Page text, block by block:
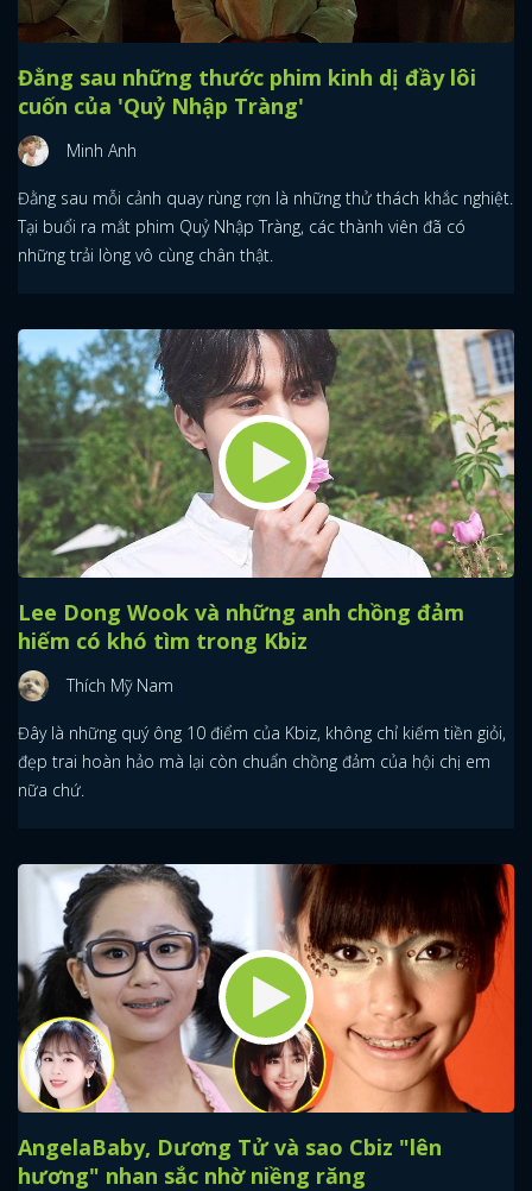
Đằng sau những thước phim kinh dị đầy lôi
cuốn của 'Quỷ Nhập Tràng'
Minh Anh
Đằng sau mỗi cảnh quay rùng rợn là những thử thách khắc nghiệt.
Tại buổi ra mắt phim Quỷ Nhập Tràng, các thành viên đã có
những trải lòng vô cùng chân thật.
Lee Dong Wook và những anh chồng đảm
hiếm có khó tìm trong Kbiz
Thích Mỹ Nam
Đây là những quý ông 10 điểm của Kbiz, không chỉ kiếm tiền giỏi,
đẹp trai hoàn hảo mà lại còn chuẩn chồng đảm của hội chị em
nữa chứ.
AngelaBaby, Dương Tử và sao Cbiz "lên
hương" nhan sắc nhờ niềng răng